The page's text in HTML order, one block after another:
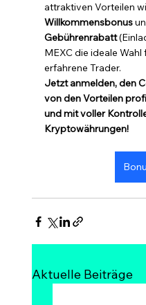
attraktiven Vorteilen
Willkommensbonus
Gebührenrabatt
MEXC die ideale
erfahrene Trader.
Jetzt anmelden, den
von den Vorteilen
und mit voller
Kryptowährungen!
Aktuelle Beiträge